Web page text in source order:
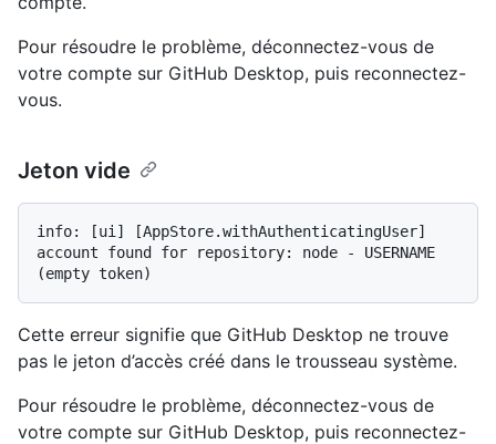
Pour résoudre le problème, déconnectez-vous de
votre compte sur GitHub Desktop, puis reconnectez-
vous.
Jeton vide
info: [ui] [AppStore.withAuthenticatingUser]
account found for repository: node - USERNAME
Cette erreur signifie que GitHub Desktop ne trouve
pas le jeton d’accès créé dans le trousseau système.
Pour résoudre le problème, déconnectez-vous de
votre compte sur GitHub Desktop, puis reconnectez-